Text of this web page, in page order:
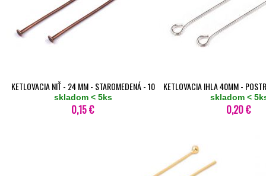
KETLOVACIA NIŤ - 24 MM - STAROMEDENÁ - 10
KS
skladom < 5ks
0,15 €
KETLOVACIA IHLA 40MM -
skladom <
0,20 €